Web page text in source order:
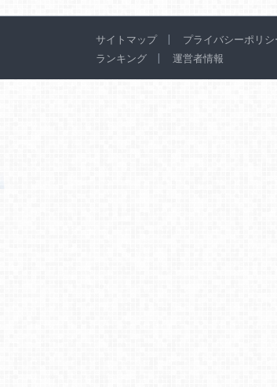
サイトマップ プライバシーポリシ
ランキング
運営者情報